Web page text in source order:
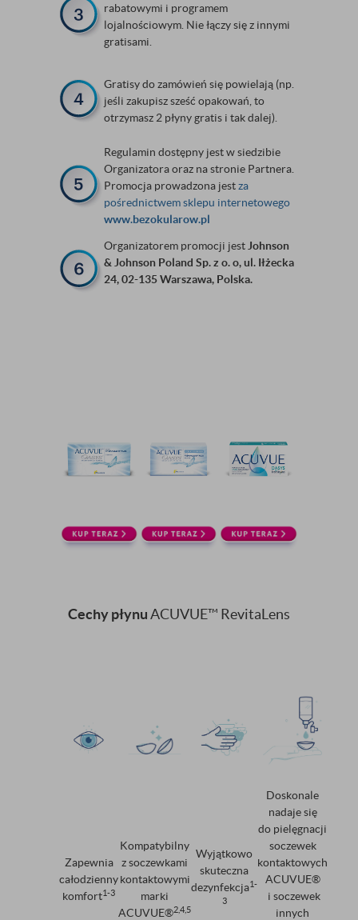
rabatowymi i programem
lojalnościowym. Nie łączy się z innymi
gratisami.
Gratisy do zamówień się powielają (np.
jeśli zakupisz sześć opakowań, to
otrzymasz 2 płyny gratis i tak dalej).
Regulamin dostępny jest w siedzibie
Organizatora oraz na stronie Partnera.
Promocja prowadzona jestza
pośrednictwem sklepu internetowego
www.bezokularow.pl
Organizatorem promocji jest Johnson
& Johnson Poland Sp. z o. o, ul. Iłżecka
24, 02-135 Warszawa, Polska.
Cechy płynuACUVUE™ RevitaLens
Zapewnia
całodzienny
komfort1-3
Kompatybilny
z soczewkami
kontaktowymi
marki
ACUVUE®2,4,5
Wyjątkowo
skuteczna
dezynfekcja1-
3
Doskonale
nadaje się
do pielęgnacji
soczewek
kontaktowych
ACUVUE®
i soczewek
innych